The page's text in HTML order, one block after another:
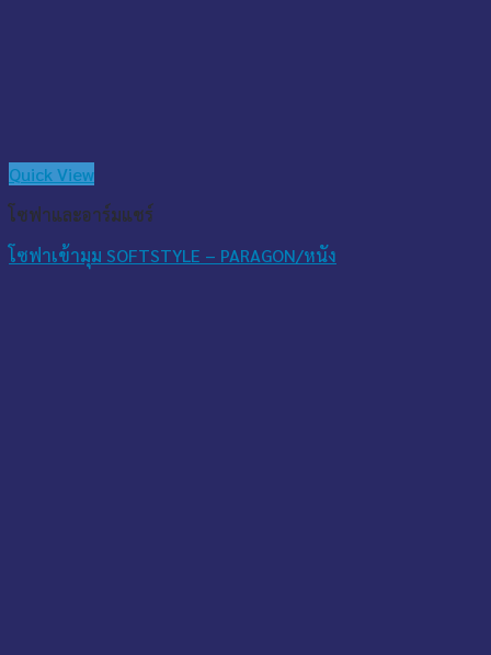
Quick View
โซฟาและอาร์มแชร์
โซฟาเข้ามุม SOFTSTYLE – PARAGON/หนัง